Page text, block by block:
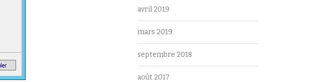
avril 2019
mars 2019
septembre 2018
août 2017